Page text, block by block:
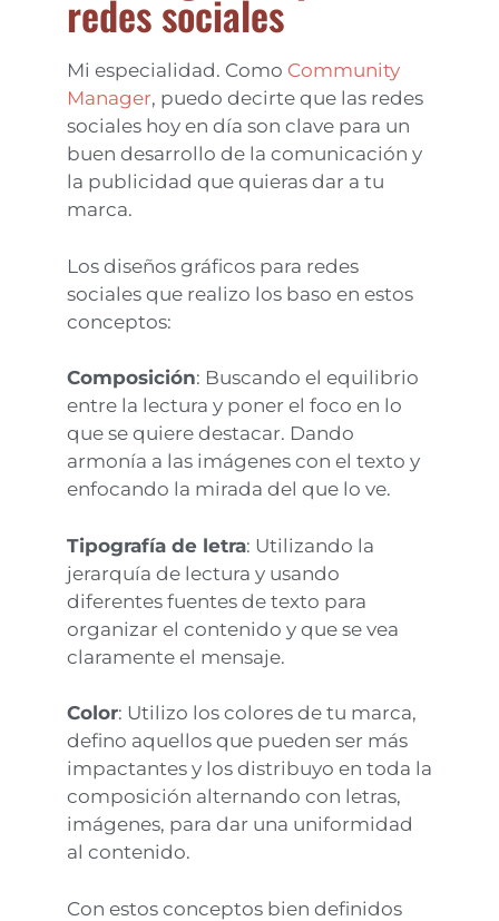
redes sociales
Mi especialidad. Como Community
Manager, puedo decirte que las redes
sociales hoy en día son clave para un
buen desarrollo de la comunicación y
la publicidad que quieras dar a tu
marca.
Los diseños gráficos para redes
sociales que realizo los baso en estos
conceptos:
Composición: Buscando el equilibrio
entre la lectura y poner el foco en lo
que se quiere destacar. Dando
armonía a las imágenes con el texto y
enfocando la mirada del que lo ve.
Tipografía de letra: Utilizando la
jerarquía de lectura y usando
diferentes fuentes de texto para
organizar el contenido y que se vea
claramente el mensaje.
Color: Utilizo los colores de tu marca,
defino aquellos que pueden ser más
impactantes y los distribuyo en toda la
composición alternando con letras,
imágenes, para dar una uniformidad
al contenido.
Con estos conceptos bien definidos